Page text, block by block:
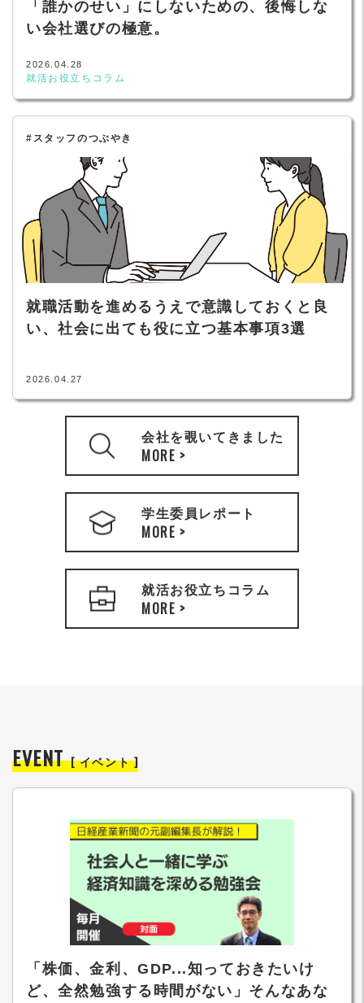
「誰かのせい」にしないための、後悔しな
い会社選びの極意。
2026.04.28
就活お役立ちコラム
#スタッフのつぶやき
就職活動を進めるうえで意識しておくと良
い、社会に出ても役に立つ基本事項3選
2026.04.27
会社を覗いてきました
MORE >
学生委員レポート
MORE >
就活お役立ちコラム
MORE >
EVENT[ イベント ]
「株価、金利、GDP...知っておきたいけ
ど、全然勉強する時間がない」そんなあな